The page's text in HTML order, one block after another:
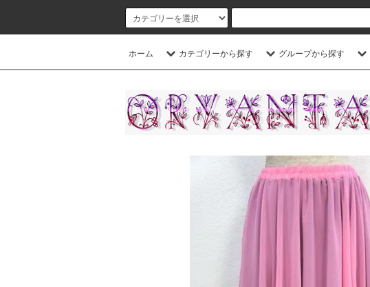
ホーム カテゴリーから探す グループから探す